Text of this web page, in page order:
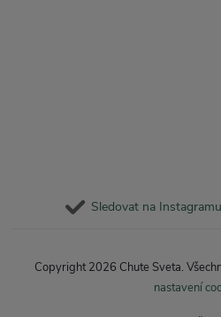
Sledovat na Instagramu
Copyright 2026 Chute Sveta.
nastavení